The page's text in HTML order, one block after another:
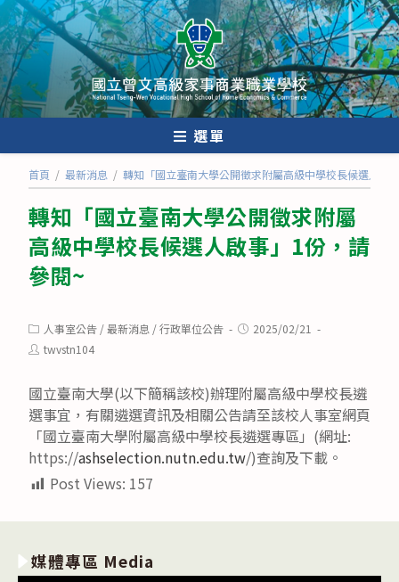
跳
轉
至
主
要
內
選單
首頁 / 最新消息 / 轉知「國立臺南大學公開徵求附屬高級中學校長候選人啟
轉知「國立臺南大學公開徵求附屬
高級中學校長候選人啟事」1份，請
參閱~
Post
category:
人事室公告 /最新消息 /行政單位公告
Post2025/02/21
Posttwvstn104
國立臺南大學(以下簡稱該校)辦理附屬高級中學校長遴
選事宜，有關遴選資訊及相關公告請至該校人事室網頁
「國立臺南大學附屬高級中學校長遴選專區」(網址:
https://ashselection.nutn.edu.tw/)查詢及下載。
Post Views: 157
媒體專區 Media